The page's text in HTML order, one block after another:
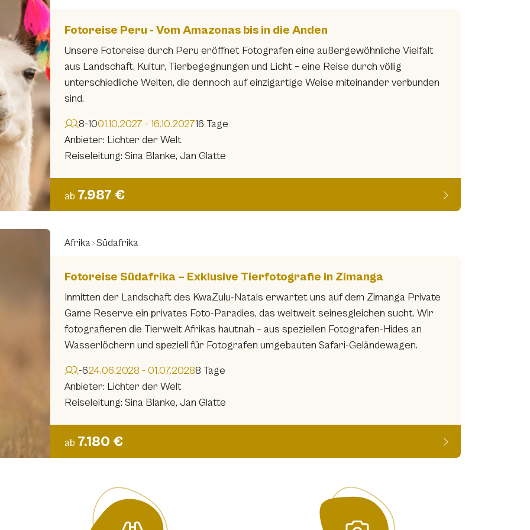
Fotoreise Peru - Vom Amazonas bis in die Anden
Unsere Fotoreise durch Peru eröffnet Fotografen eine außergewöhnliche Vielfalt
aus Landschaft, Kultur, Tierbegegnungen und Licht – eine Reise durch völlig
unterschiedliche Welten, die dennoch auf einzigartige Weise miteinander verbunden
sind.
8-1001.10.2027 - 16.10.202716 Tage
Anbieter: Lichter der Welt
Reiseleitung: Sina Blanke, Jan Glatte
ab 7.987 €
Afrika Südafrika
Fotoreise Südafrika – Exklusive Tierfotografie in Zimanga
Inmitten der Landschaft des KwaZulu-Natals erwartet uns auf dem Zimanga Private
Game Reserve ein privates Foto-Paradies, das weltweit seinesgleichen sucht. Wir
fotografieren die Tierwelt Afrikas hautnah – aus speziellen Fotografen-Hides an
Wasserlöchern und speziell für Fotografen umgebauten Safari-Geländewagen.
-624.06.2028 - 01.07.20288 Tage
Anbieter: Lichter der Welt
Reiseleitung: Sina Blanke, Jan Glatte
ab 7.180 €